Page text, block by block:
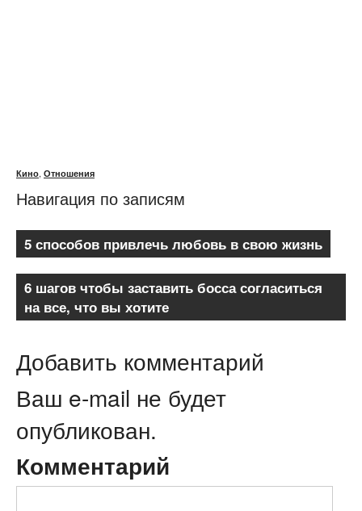
Кино, Отношения
Навигация по записям
5 способов привлечь любовь в свою жизнь
6 шагов чтобы заставить босса согласиться
на все, что вы хотите
Добавить комментарий
Ваш e-mail не будет
опубликован.
Комментарий